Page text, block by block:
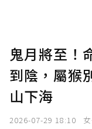
鬼月將至！
到陰，屬猴
山下海
2026-07-29 18:10